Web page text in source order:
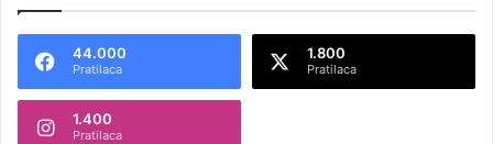
n
44.000
Pratilaca
1.800
Pratilaca
1.400
Pratilaca